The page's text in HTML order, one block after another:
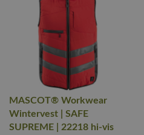
MASCOT® Workwear
Wintervest | SAFE
SUPREME | 22218 hi-vis